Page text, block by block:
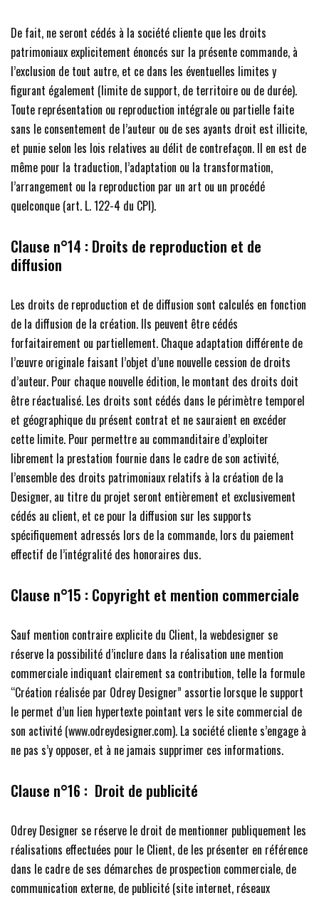
De fait, ne seront cédés à la société cliente que les droits
patrimoniaux explicitement énoncés sur la présente commande, à
l’exclusion de tout autre, et ce dans les éventuelles limites y
figurant également (limite de support, de territoire ou de durée).
Toute représentation ou reproduction intégrale ou partielle faite
sans le consentement de l’auteur ou de ses ayants droit est illicite,
et punie selon les lois relatives au délit de contrefaçon. Il en est de
même pour la traduction, l’adaptation ou la transformation,
l’arrangement ou la reproduction par un art ou un procédé
quelconque (art. L. 122-4 du CPI).
Clause n°14 : Droits de reproduction et de
diffusion
Les droits de reproduction et de diffusion sont calculés en fonction
de la diffusion de la création. Ils peuvent être cédés
forfaitairement ou partiellement. Chaque adaptation différente de
l’œuvre originale faisant l’objet d’une nouvelle cession de droits
d’auteur. Pour chaque nouvelle édition, le montant des droits doit
être réactualisé. Les droits sont cédés dans le périmètre temporel
et géographique du présent contrat et ne sauraient en excéder
cette limite. Pour permettre au commanditaire d’exploiter
librement la prestation fournie dans le cadre de son activité,
l’ensemble des droits patrimoniaux relatifs à la création de la
Designer, au titre du projet seront entièrement et exclusivement
cédés au client, et ce pour la diffusion sur les supports
spécifiquement adressés lors de la commande, lors du paiement
effectif de l’intégralité des honoraires dus.
Clause n°15 : Copyright et mention commerciale
Sauf mention contraire explicite du Client, la webdesigner se
réserve la possibilité d’inclure dans la réalisation une mention
commerciale indiquant clairement sa contribution, telle la formule
“Création réalisée par Odrey Designer” assortie lorsque le support
le permet d’un lien hypertexte pointant vers le site commercial de
son activité (www.odreydesigner.com). La société cliente s’engage à
ne pas s’y opposer, et à ne jamais supprimer ces informations.
Clause n°16 : Droit de publicité
Odrey Designer se réserve le droit de mentionner publiquement les
réalisations effectuées pour le Client, de les présenter en référence
dans le cadre de ses démarches de prospection commerciale, de
communication externe, de publicité (site internet, réseaux